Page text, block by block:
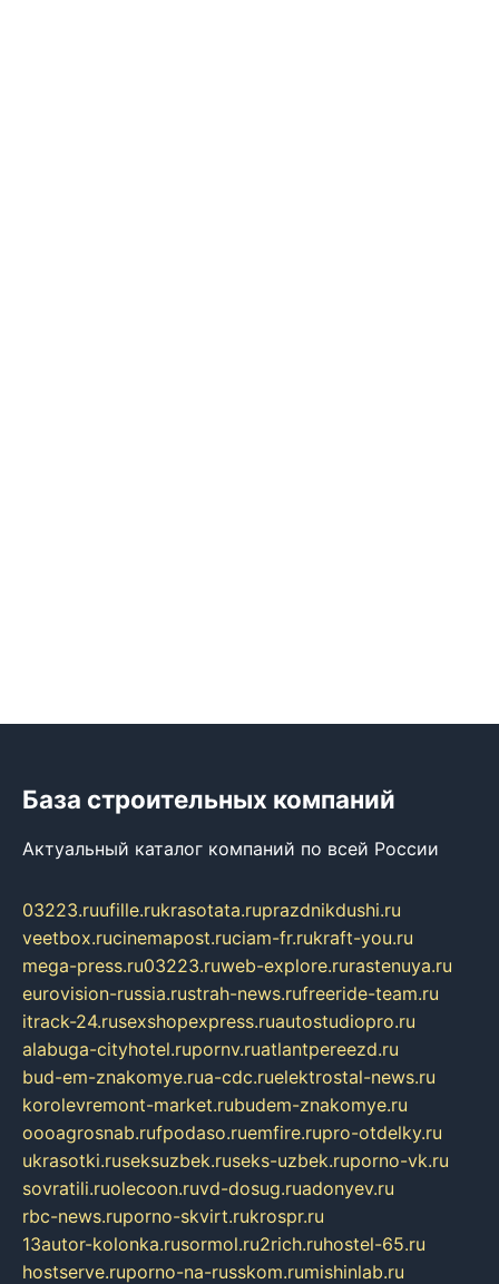
База строительных компаний
Актуальный каталог компаний по всей России
03223.ruufille.rukrasotata.ruprazdnikdushi.ru
veetbox.rucinemapost.ruciam-fr.rukraft-you.ru
mega-press.ru03223.ruweb-explore.rurastenuya.ru
eurovision-russia.rustrah-news.rufreeride-team.ru
itrack-24.rusexshopexpress.ruautostudiopro.ru
alabuga-cityhotel.rupornv.ruatlantpereezd.ru
bud-em-znakomye.rua-cdc.ruelektrostal-news.ru
korolevremont-market.rubudem-znakomye.ru
oooagrosnab.rufpodaso.ruemfire.rupro-otdelky.ru
ukrasotki.ruseksuzbek.ruseks-uzbek.ruporno-vk.ru
sovratili.ruolecoon.ruvd-dosug.ruadonyev.ru
rbc-news.ruporno-skvirt.rukrospr.ru
13autor-kolonka.rusormol.ru2rich.ruhostel-65.ru
hostserve.ruporno-na-russkom.rumishinlab.ru